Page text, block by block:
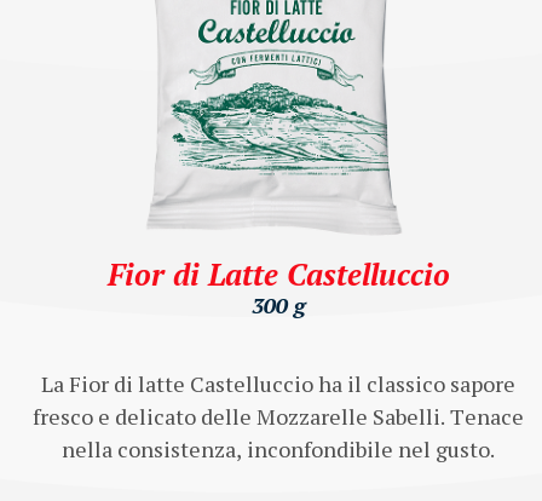
Fior di Latte Castelluccio
300 g
La Fior di latte Castelluccio ha il classico sapore
fresco e delicato delle Mozzarelle Sabelli. Tenace
nella consistenza, inconfondibile nel gusto.